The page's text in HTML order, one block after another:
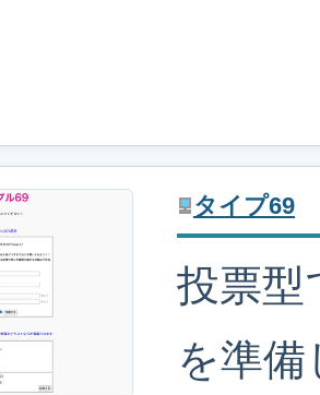
タイプ69
投票型
を準